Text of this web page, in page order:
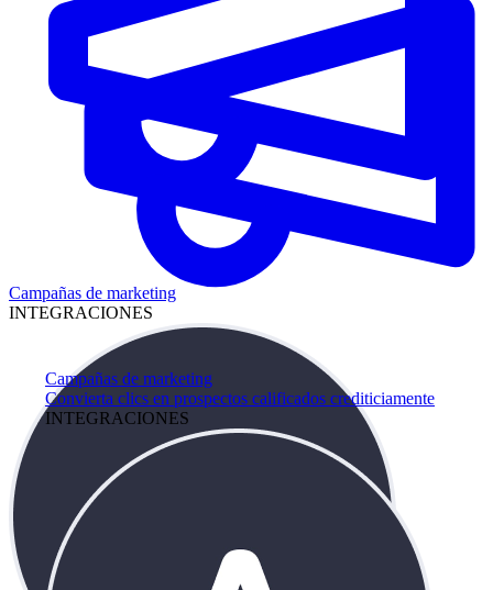
Campañas de marketing
Convierta clics en prospectos calificados crediticiamente
INTEGRACIONES
Campañas de marketing
INTEGRACIONES